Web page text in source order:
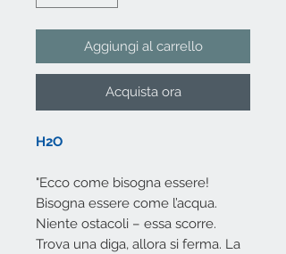
Aggiungi al carrello
Acquista ora
H2O
"Ecco come bisogna essere!
Bisogna essere come l’acqua.
Niente ostacoli – essa scorre.
Trova una diga, allora si ferma. La